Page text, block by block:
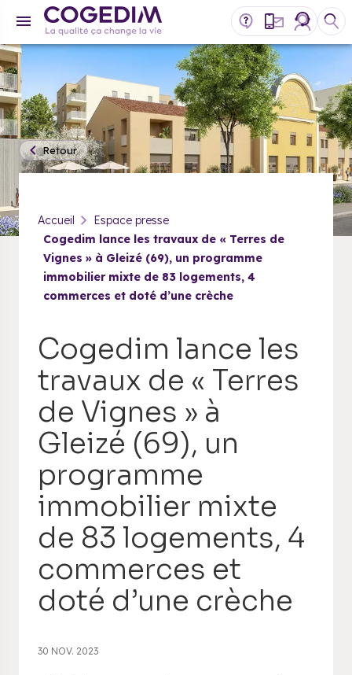
Accueil
Espace presse
Cogedim lance les travaux de « Terres de
Vignes » à Gleizé (69), un programme
immobilier mixte de 83 logements, 4
commerces et doté d’une crèche
Retour
Cogedim lance les
travaux de « Terres
de Vignes » à
Gleizé (69), un
programme
immobilier mixte
de 83 logements, 4
commerces et
doté d’une crèche
30 NOV. 2023